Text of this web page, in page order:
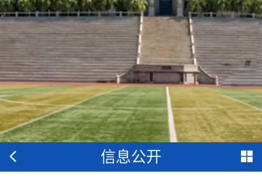
信息公开